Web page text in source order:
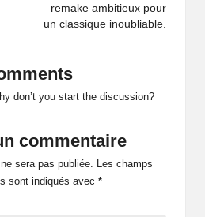
remake ambitieux pour
un classique inoubliable.
don’t you start the discussion?
commentaire
sera pas publiée.
Les champs
sont indiqués avec *